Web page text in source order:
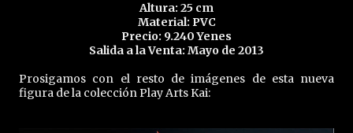
Altura: 25 cm
Material: PVC
Precio: 9.240 Yenes
Salida a la Venta: Mayo de 2013
Prosigamos con el resto de imágenes de esta nueva
figura de la colección Play Arts Kai: